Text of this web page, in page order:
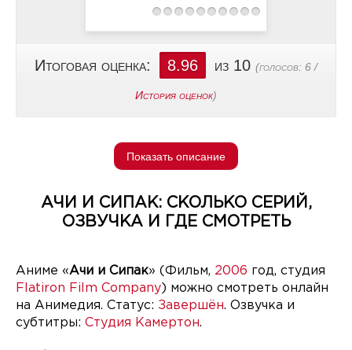
Итоговая оценка: 8.96 из 10 (голосов: 6 /
История оценок)
Показать описание
АЧИ И СИПАК: СКОЛЬКО СЕРИЙ,
ОЗВУЧКА И ГДЕ СМОТРЕТЬ
Аниме «Ачи и Сипак» (Фильм, 2006 год, студия
Flatiron Film Company ) можно смотреть онлайн
на Анимедия. Статус: Завершён. Озвучка и
субтитры: Студия Камертон.